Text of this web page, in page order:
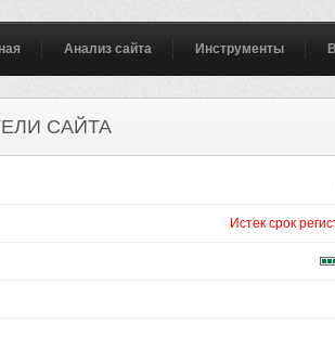
Анализ сайта Инструменты
САЙТА
Истек срок